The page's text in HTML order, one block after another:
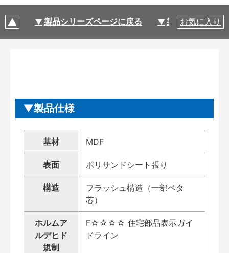
製品シリーズページに戻る 製品仕様
お気に入り
製品仕様
基材 MDF
表面 ポリサンドシート張り
構造
フラッシュ構造（一部ベタ
芯）
ホルムア
ルデヒド
規制
F☆☆☆☆ 住宅部品表示ガイ
ドライン